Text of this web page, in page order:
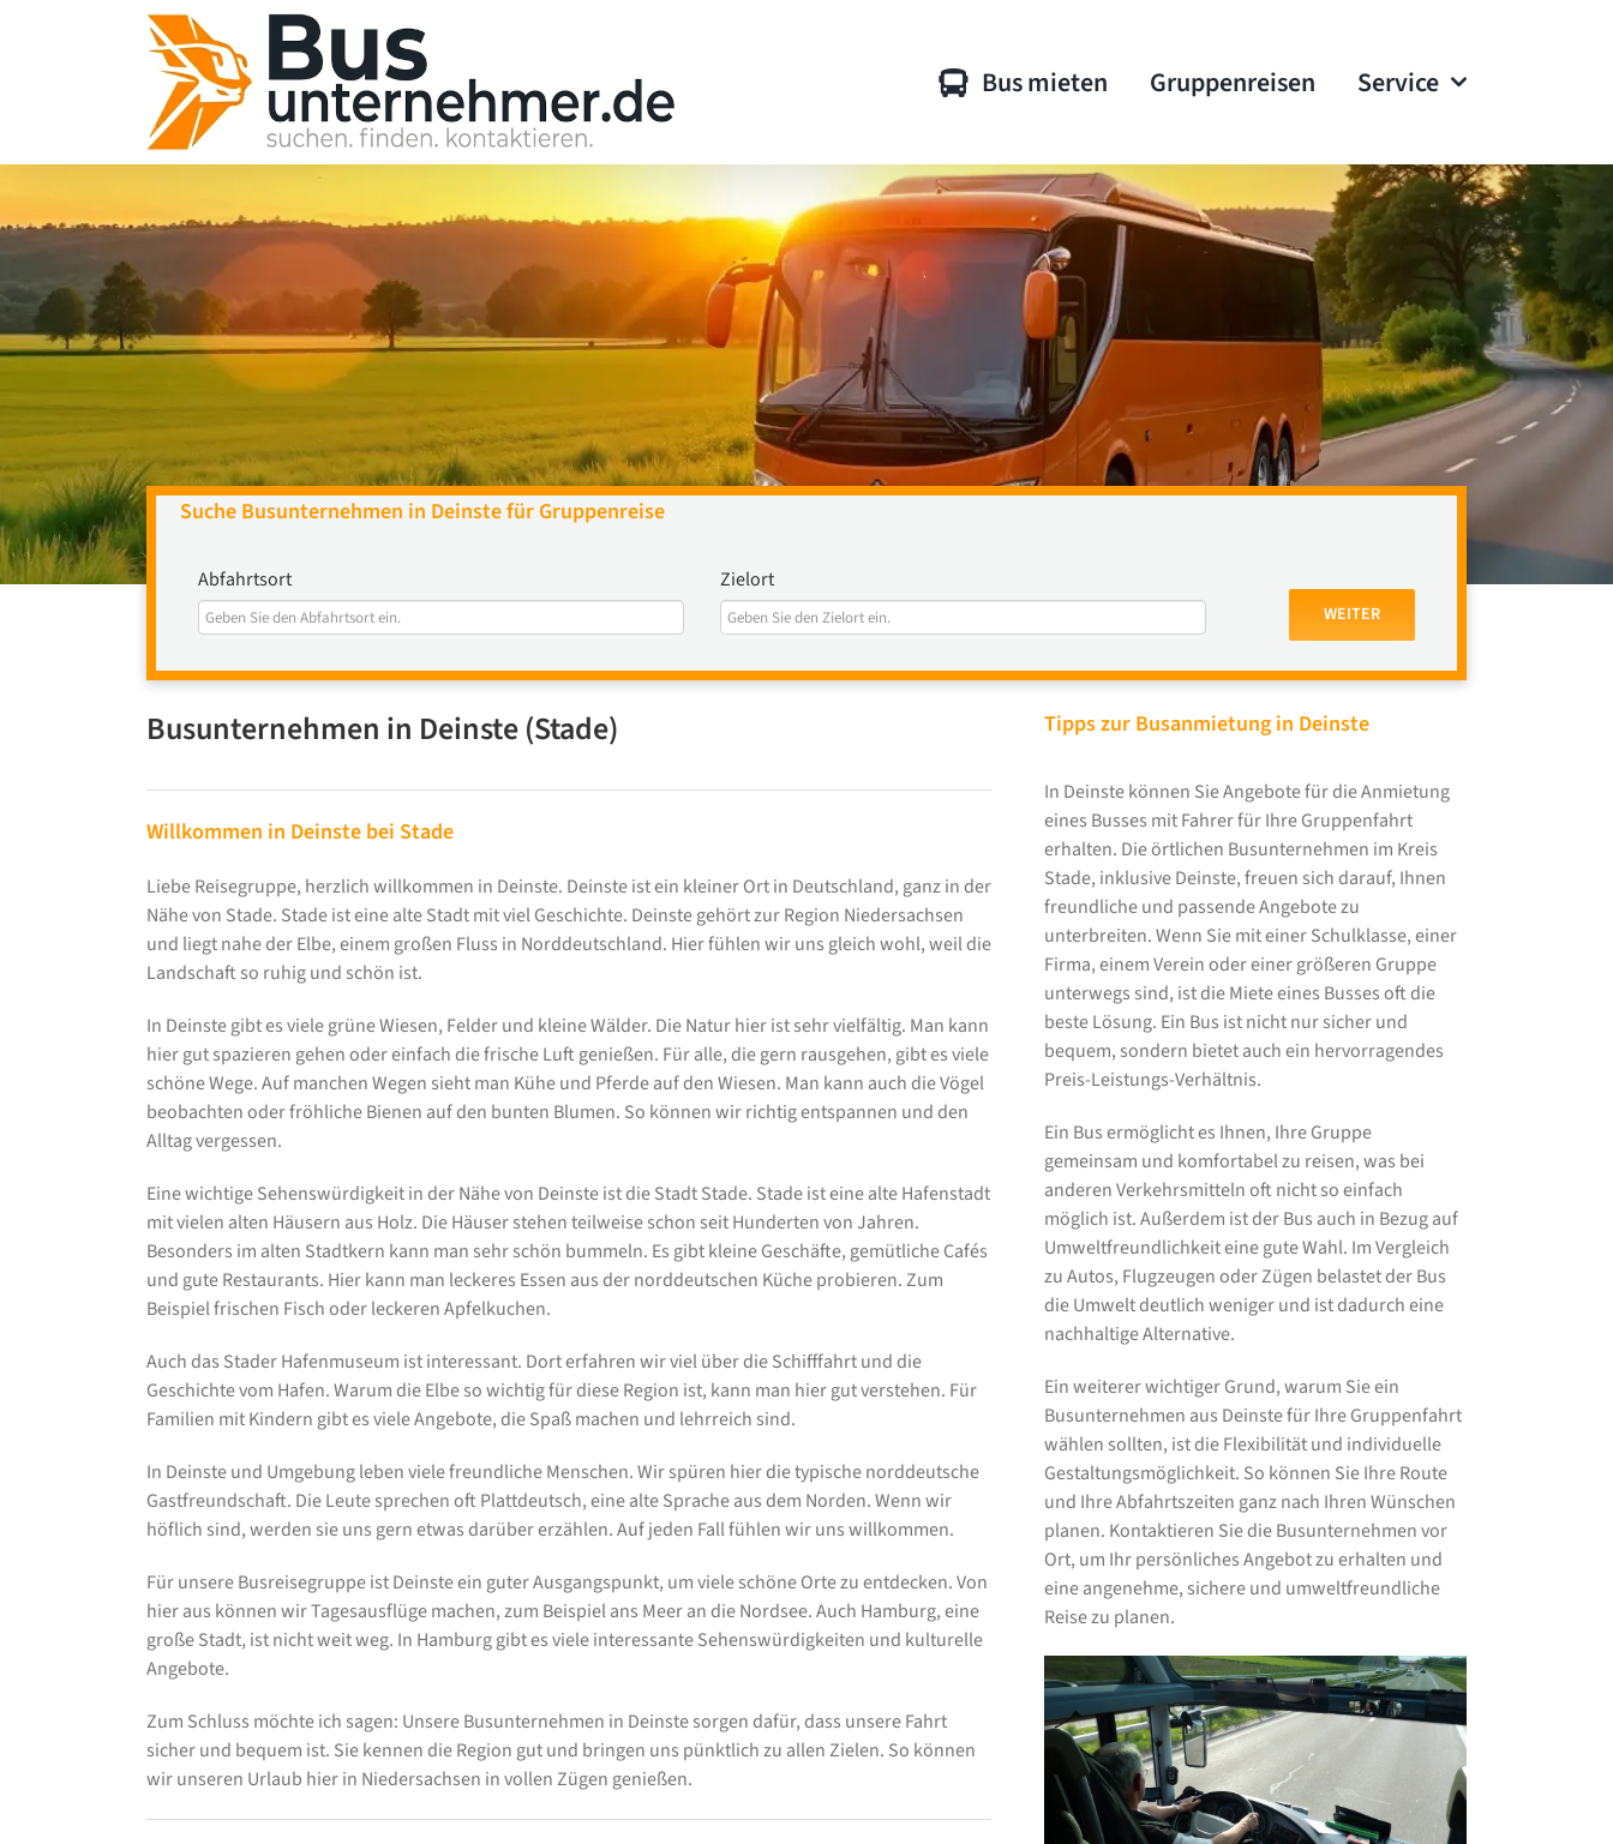
Bus mieten Gruppenreisen Service
Suche Busunternehmen in Deinste für Gruppenreise
Abfahrtsort Zielort
WEITER
Busunternehmen in Deinste (Stade)
Willkommen in Deinste bei Stade
Liebe Reisegruppe, herzlich willkommen in Deinste. Deinste ist ein kleiner Ort in Deutschland, ganz in der
Nähe von Stade. Stade ist eine alte Stadt mit viel Geschichte. Deinste gehört zur Region Niedersachsen
und liegt nahe der Elbe, einem großen Fluss in Norddeutschland. Hier fühlen wir uns gleich wohl, weil die
Landschaft so ruhig und schön ist.
In Deinste gibt es viele grüne Wiesen, Felder und kleine Wälder. Die Natur hier ist sehr vielfältig. Man kann
hier gut spazieren gehen oder einfach die frische Luft genießen. Für alle, die gern rausgehen, gibt es viele
schöne Wege. Auf manchen Wegen sieht man Kühe und Pferde auf den Wiesen. Man kann auch die Vögel
beobachten oder fröhliche Bienen auf den bunten Blumen. So können wir richtig entspannen und den
Alltag vergessen.
Eine wichtige Sehenswürdigkeit in der Nähe von Deinste ist die Stadt Stade. Stade ist eine alte Hafenstadt
mit vielen alten Häusern aus Holz. Die Häuser stehen teilweise schon seit Hunderten von Jahren.
Besonders im alten Stadtkern kann man sehr schön bummeln. Es gibt kleine Geschäfte, gemütliche Cafés
und gute Restaurants. Hier kann man leckeres Essen aus der norddeutschen Küche probieren. Zum
Beispiel frischen Fisch oder leckeren Apfelkuchen.
Auch das Stader Hafenmuseum ist interessant. Dort erfahren wir viel über die Schifffahrt und die
Geschichte vom Hafen. Warum die Elbe so wichtig für diese Region ist, kann man hier gut verstehen. Für
Familien mit Kindern gibt es viele Angebote, die Spaß machen und lehrreich sind.
In Deinste und Umgebung leben viele freundliche Menschen. Wir spüren hier die typische norddeutsche
Gastfreundschaft. Die Leute sprechen oft Plattdeutsch, eine alte Sprache aus dem Norden. Wenn wir
höflich sind, werden sie uns gern etwas darüber erzählen. Auf jeden Fall fühlen wir uns willkommen.
Für unsere Busreisegruppe ist Deinste ein guter Ausgangspunkt, um viele schöne Orte zu entdecken. Von
hier aus können wir Tagesausflüge machen, zum Beispiel ans Meer an die Nordsee. Auch Hamburg, eine
große Stadt, ist nicht weit weg. In Hamburg gibt es viele interessante Sehenswürdigkeiten und kulturelle
Angebote.
Zum Schluss möchte ich sagen: Unsere Busunternehmen in Deinste sorgen dafür, dass unsere Fahrt
sicher und bequem ist. Sie kennen die Region gut und bringen uns pünktlich zu allen Zielen. So können
wir unseren Urlaub hier in Niedersachsen in vollen Zügen genießen.
Tipps zur Busanmietung in Deinste
In Deinste können Sie Angebote für die Anmietung
eines Busses mit Fahrer für Ihre Gruppenfahrt
erhalten. Die örtlichen Busunternehmen im Kreis
Stade, inklusive Deinste, freuen sich darauf, Ihnen
freundliche und passende Angebote zu
unterbreiten. Wenn Sie mit einer Schulklasse, einer
Firma, einem Verein oder einer größeren Gruppe
unterwegs sind, ist die Miete eines Busses oft die
beste Lösung. Ein Bus ist nicht nur sicher und
bequem, sondern bietet auch ein hervorragendes
Preis-Leistungs-Verhältnis.
Ein Bus ermöglicht es Ihnen, Ihre Gruppe
gemeinsam und komfortabel zu reisen, was bei
anderen Verkehrsmitteln oft nicht so einfach
möglich ist. Außerdem ist der Bus auch in Bezug auf
Umweltfreundlichkeit eine gute Wahl. Im Vergleich
zu Autos, Flugzeugen oder Zügen belastet der Bus
die Umwelt deutlich weniger und ist dadurch eine
nachhaltige Alternative.
Ein weiterer wichtiger Grund, warum Sie ein
Busunternehmen aus Deinste für Ihre Gruppenfahrt
wählen sollten, ist die Flexibilität und individuelle
Gestaltungsmöglichkeit. So können Sie Ihre Route
und Ihre Abfahrtszeiten ganz nach Ihren Wünschen
planen. Kontaktieren Sie die Busunternehmen vor
Ort, um Ihr persönliches Angebot zu erhalten und
eine angenehme, sichere und umweltfreundliche
Reise zu planen.